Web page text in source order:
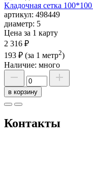
Кладочная сетка
артикул: 498449
диаметр: 5
Цена за 1 карту
2 316 ₽
193 ₽ (за 1 метр2)
Наличие: много
в корзину
Контакты